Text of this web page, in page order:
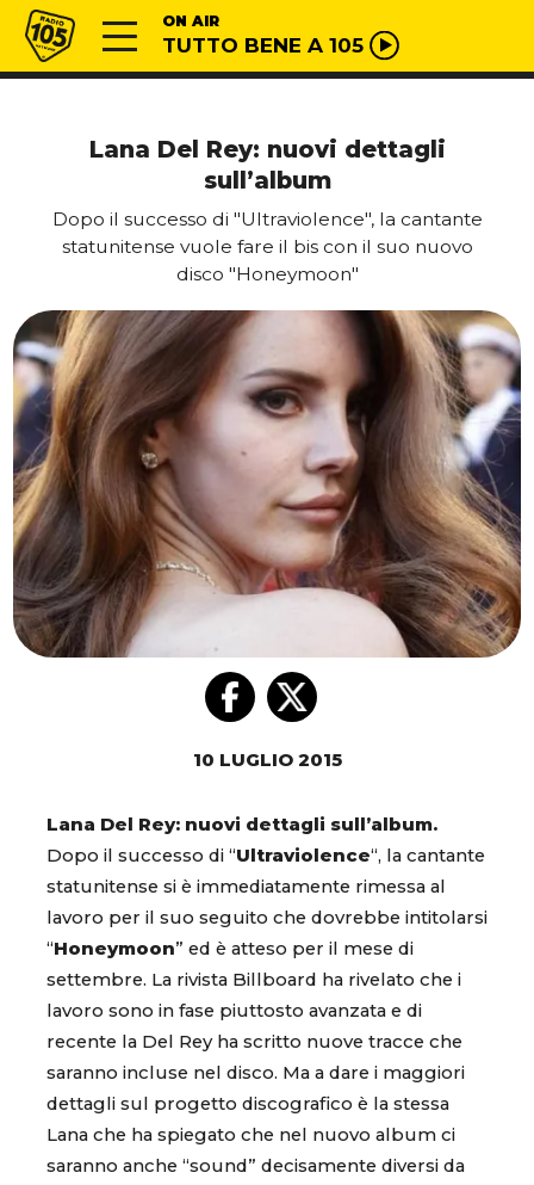
Vai al contenuto
Radio 105 ON AIR
TUTTO BENE A 105
Lana Del Rey: nuovi dettagli
sull’album
Dopo il successo di "Ultraviolence", la cantante
statunitense vuole fare il bis con il suo nuovo
disco "Honeymoon"
10 LUGLIO 2015
Lana Del Rey: nuovi dettagli sull’album.
Dopo il successo di “Ultraviolence“, la cantante
statunitense si è immediatamente rimessa al
lavoro per il suo seguito che dovrebbe intitolarsi
“Honeymoon” ed è atteso per il mese di
settembre. La rivista Billboard ha rivelato che i
lavoro sono in fase piuttosto avanzata e di
recente la Del Rey ha scritto nuove tracce che
saranno incluse nel disco. Ma a dare i maggiori
dettagli sul progetto discografico è la stessa
Lana che ha spiegato che nel nuovo album ci
saranno anche “sound” decisamente diversi da